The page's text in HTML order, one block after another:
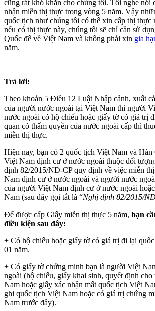
cũng rất khó khăn cho chúng tôi. Tôi nghe nói
nhận miễn thị thực trong vòng 5 năm. Vậy
quốc tịch như chúng tôi có thể xin cấp thị thực
nếu có thị thực này, chúng tôi sẽ chỉ cần sử
Quốc để về Việt Nam và không phải xin gia
năm.
Trả lời:
Theo khoản 5 Điều 12 Luật Nhập cảnh, xuất
của người nước ngoài tại Việt Nam thì người
nước ngoài có hộ chiếu hoặc giấy tờ có giá trị
quan có thẩm quyền của nước ngoài cấp thì
miễn thị thực.
Hiện nay, bạn có 2 quốc tịch Việt Nam và
Việt Nam định cư ở nước ngoài thuộc đối
định 82/2015/NĐ-CP quy định về việc miễn
Nam định cư ở nước ngoài và người nước
của người Việt Nam định cư ở nước ngoài
Nam (sau đây gọi tắt là “Nghị định 82/2015/
Để được cấp Giấy miễn thị thực 5 năm, bạn
điều kiện sau đây:
+ Có hộ chiếu hoặc giấy tờ có giá trị đi lại
01 năm.
+ Có giấy tờ chứng minh bạn là người Việt
ngoài (hộ chiếu, giấy khai sinh, quyết định
Nam hoặc giấy xác nhận mất quốc tịch Việt
ghi quốc tịch Việt Nam hoặc có giá trị chứng
Nam trước đây).